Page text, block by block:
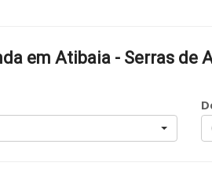
em Atibaia - Serras de